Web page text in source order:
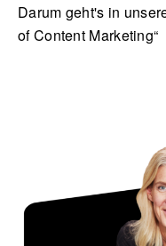
Darum geht's in
of Content Marketing“